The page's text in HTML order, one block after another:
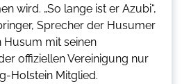
wird. „So lange ist er Azubi“,
Sprecher der Husumer
Husum mit seinen
offiziellen Vereinigung nur
Holstein Mitglied.